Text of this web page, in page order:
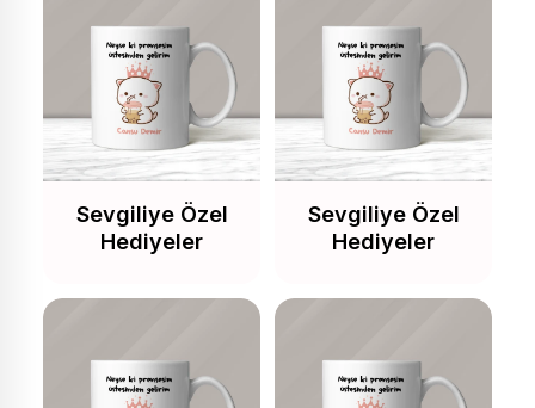
Sevgiliye Özel
Hediyeler
Sevgiliye Özel
Hediyeler